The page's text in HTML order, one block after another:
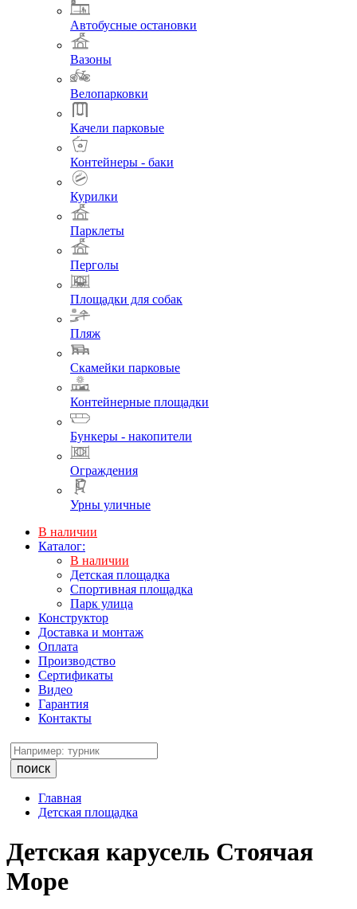
Автобусные остановки
Вазоны
Велопарковки
Качели парковые
Контейнеры - баки
Курилки
Парклеты
Перголы
Площадки для собак
Пляж
Скамейки парковые
Контейнерные площадки
Бункеры - накопители
Ограждения
Урны уличные
В наличии
Каталог:
В наличии
Детская площадка
Спортивная площадка
Парк улица
Конструктор
Доставка и монтаж
Оплата
Производство
Сертификаты
Видео
Гарантия
Контакты
поиск
Главная
Детская площадка
Детская карусель Стоячая
Море